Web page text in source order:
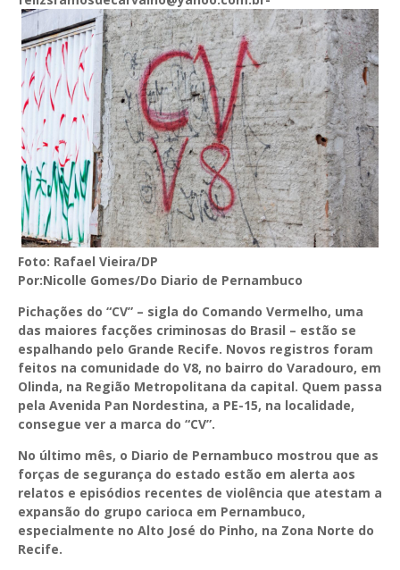
Foto: Rafael Vieira/DP
Por:Nicolle Gomes/Do Diario de Pernambuco
Pichações do “CV” – sigla do Comando Vermelho, uma
das maiores facções criminosas do Brasil – estão se
espalhando pelo Grande Recife. Novos registros foram
feitos na comunidade do V8, no bairro do Varadouro, em
Olinda, na Região Metropolitana da capital. Quem passa
pela Avenida Pan Nordestina, a PE-15, na localidade,
consegue ver a marca do “CV”.
No último mês, o Diario de Pernambuco mostrou que as
forças de segurança do estado estão em alerta aos
relatos e episódios recentes de violência que atestam a
expansão do grupo carioca em Pernambuco,
especialmente no Alto José do Pinho, na Zona Norte do
Recife.